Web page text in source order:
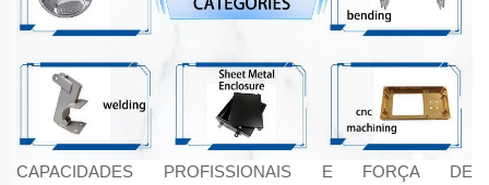
CAPACIDADES PROFISSIONAIS E FORÇA DE